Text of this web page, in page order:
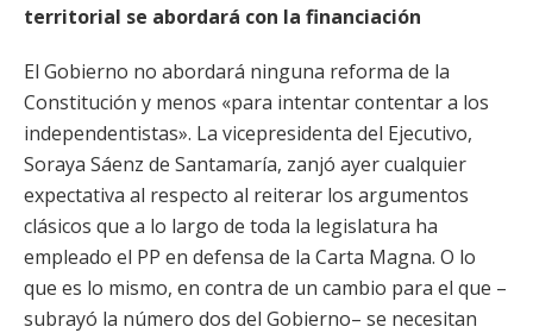
territorial se abordará con la financiación
El Gobierno no abordará ninguna reforma de la
Constitución y menos «para intentar contentar a los
independentistas». La vicepresidenta del Ejecutivo,
Soraya Sáenz de Santamaría, zanjó ayer cualquier
expectativa al respecto al reiterar los argumentos
clásicos que a lo largo de toda la legislatura ha
empleado el PP en defensa de la Carta Magna. O lo
que es lo mismo, en contra de un cambio para el que –
subrayó la número dos del Gobierno– se necesitan